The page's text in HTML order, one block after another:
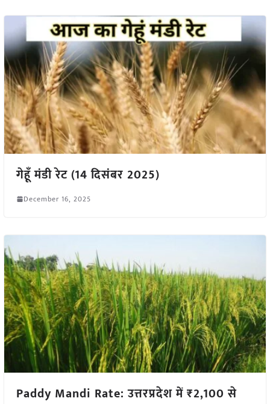
गेहूँ मंडी रेट (14 दिसंबर 2025)
December 16, 2025
Paddy Mandi Rate: उत्तरप्रदेश में ₹2,100 से